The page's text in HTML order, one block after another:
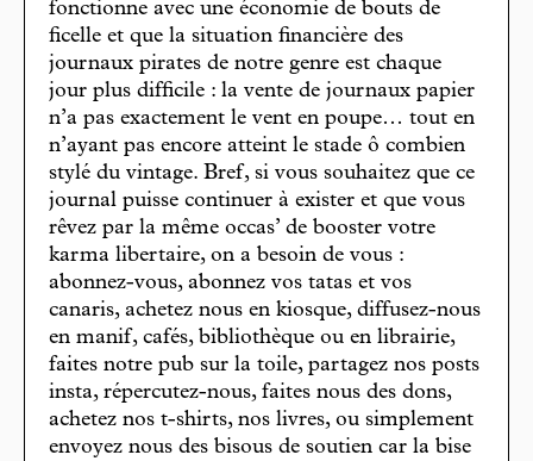
fonctionne avec une économie de bouts de
ficelle et que la situation financière des
journaux pirates de notre genre est chaque
jour plus difficile : la vente de journaux papier
n’a pas exactement le vent en poupe… tout en
n’ayant pas encore atteint le stade ô combien
stylé du vintage. Bref, si vous souhaitez que ce
journal puisse continuer à exister et que vous
rêvez par la même occas’ de booster votre
karma libertaire, on a besoin de vous :
abonnez-vous, abonnez vos tatas et vos
canaris, achetez nous en kiosque, diffusez-nous
en manif, cafés, bibliothèque ou en librairie,
faites notre pub sur la toile, partagez nos posts
insta, répercutez-nous, faites nous des dons,
achetez nos t-shirts, nos livres, ou simplement
envoyez nous des bisous de soutien car la bise